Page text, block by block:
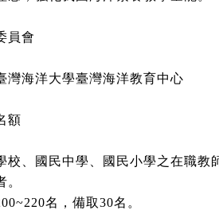
員會
灣海洋大學臺灣海洋教育中心
額
校、國民中學、國民小學之在職教
名，備取30名。